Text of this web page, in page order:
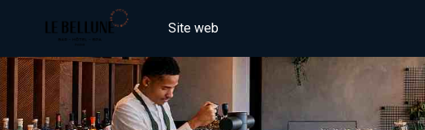
Site web